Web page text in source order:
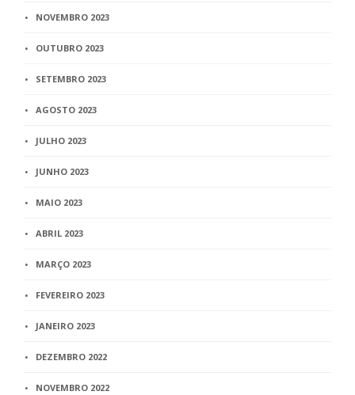
NOVEMBRO 2023
OUTUBRO 2023
SETEMBRO 2023
AGOSTO 2023
JULHO 2023
JUNHO 2023
MAIO 2023
ABRIL 2023
MARÇO 2023
FEVEREIRO 2023
JANEIRO 2023
DEZEMBRO 2022
NOVEMBRO 2022